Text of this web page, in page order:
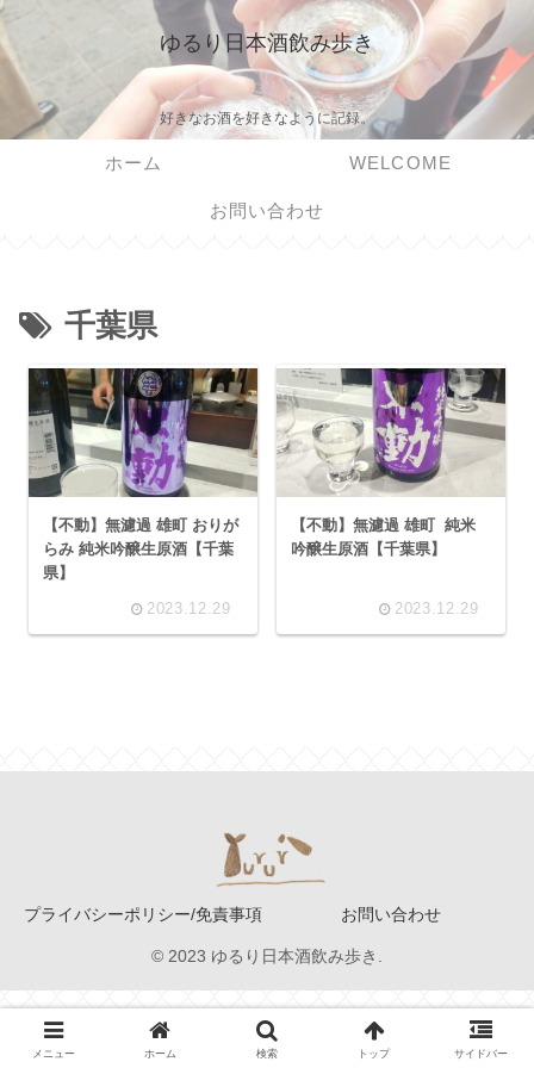
ゆるり日本酒飲み歩き
好きなお酒を好きなように記録。
ホーム WELCOME
お問い合わせ
千葉県
【不動】無濾過 雄町 おりが
らみ 純米吟醸生原酒【千葉
県】
2023.12.29
【不動】無濾過 雄町 純米
吟醸生原酒【千葉県】
2023.12.29
プライバシーポリシー/免責事項 お問い合わせ
© 2023 ゆるり日本酒飲み歩き.
メニュー ホーム 検索 トップ サイドバー